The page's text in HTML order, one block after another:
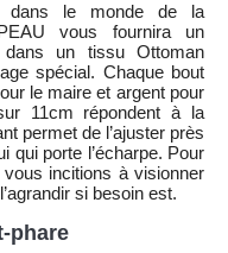
dans le monde de la
vous fournira un
dans un tissu Ottoman
spécial. Chaque bout
le maire et argent pour
11cm répondent à la
permet de l’ajuster près
qui porte l’écharpe. Pour
incitions à visionner
si besoin est.
phare